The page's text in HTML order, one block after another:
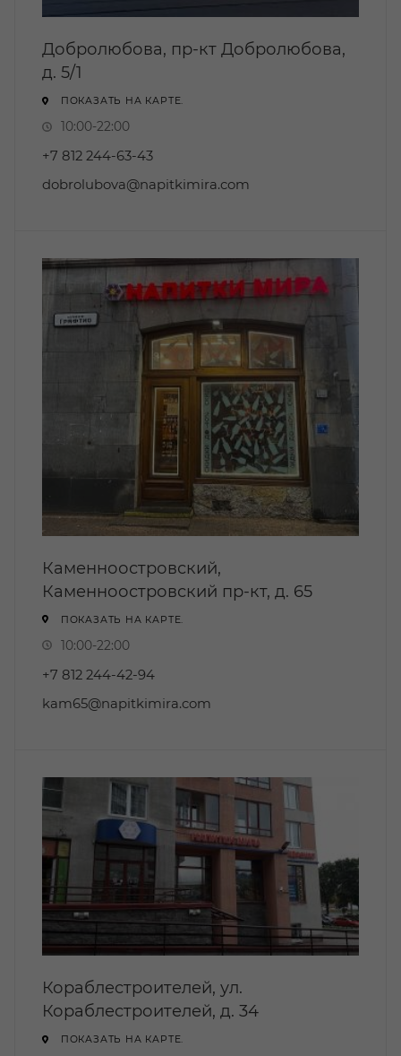
Добролюбова, пр-кт Добролюбова,
д. 5/1
ПОКАЗАТЬ НА КАРТЕ.
10:00-22:00
+7 812 244-63-43
dobrolubova@napitkimira.com
Каменноостровский,
Каменноостровский пр-кт, д. 65
ПОКАЗАТЬ НА КАРТЕ.
10:00-22:00
+7 812 244-42-94
kam65@napitkimira.com
Кораблестроителей, ул.
Кораблестроителей, д. 34
ПОКАЗАТЬ НА КАРТЕ.